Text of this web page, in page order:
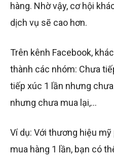
hàng. Nhờ vậy, cơ hội
dịch vụ sẽ cao hơn.
Trên kênh Facebook,
thành các nhóm: Chưa
tiếp xúc 1 lần nhưng
nhưng chưa mua lại,…
Ví dụ: Với thương hiệu
mua hàng 1 lần, bạn có